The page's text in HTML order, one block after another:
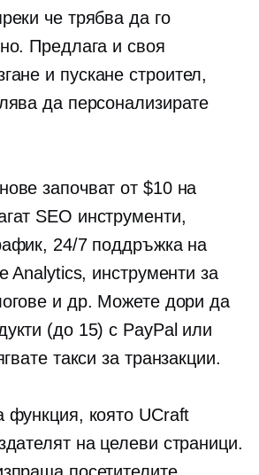
че трябва да го
Предлага и своя
и пускане строител,
да персонализирате
започват от $10 на
SEO инструменти,
24/7 поддръжка на
Analytics, инструменти за
и др. Можете дори да
(до 15) с PayPal или
такси за транзакции.
функция, която UCraft
на целеви страници.